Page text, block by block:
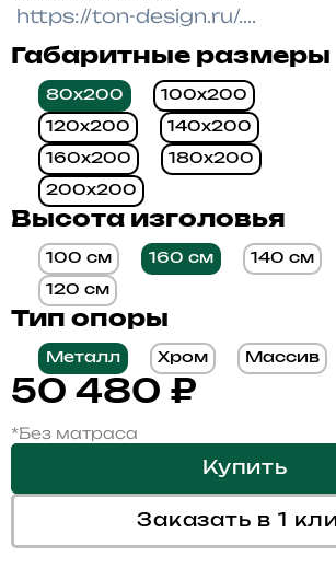
Габаритные размеры
80x200 100x200
120x200 140x200
160x200 180x200
200x200
Высота изголовья
100 см 160 см 140 см
120 см
Тип опоры
Металл Хром Массив
50 480 ₽
*Без матраса
Купить
Заказать в 1